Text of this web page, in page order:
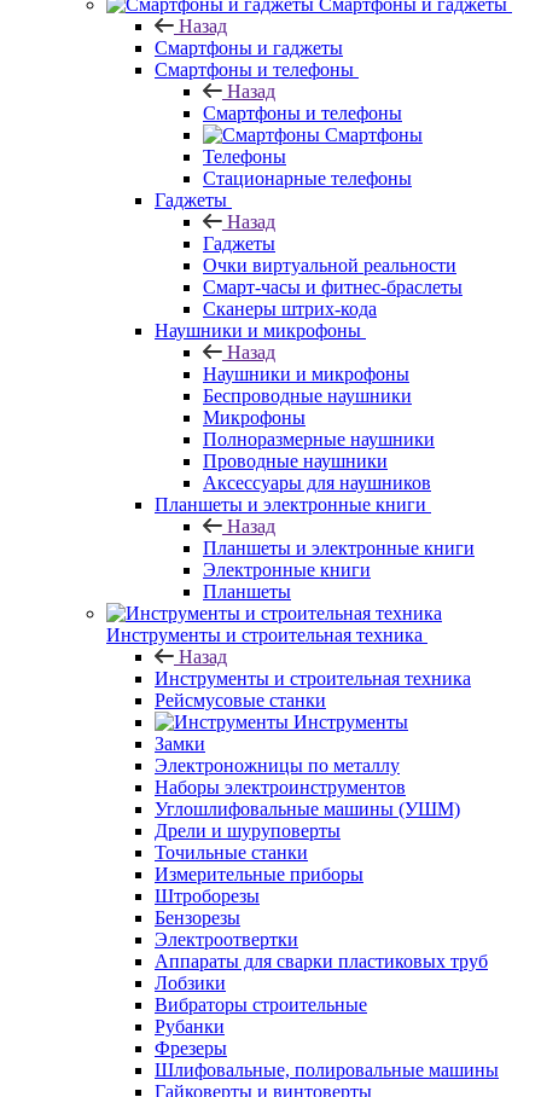
Смартфоны и гаджеты
Назад
Смартфоны и гаджеты
Смартфоны и телефоны
Назад
Смартфоны и телефоны
Смартфоны
Телефоны
Стационарные телефоны
Гаджеты
Назад
Гаджеты
Очки виртуальной реальности
Смарт-часы и фитнес-браслеты
Сканеры штрих-кода
Наушники и микрофоны
Назад
Наушники и микрофоны
Беспроводные наушники
Микрофоны
Полноразмерные наушники
Проводные наушники
Аксессуары для наушников
Планшеты и электронные книги
Назад
Планшеты и электронные книги
Электронные книги
Планшеты
Инструменты и строительная техника
Назад
Инструменты и строительная техника
Рейсмусовые станки
Инструменты
Замки
Электроножницы по металлу
Наборы электроинструментов
Углошлифовальные машины (УШМ)
Дрели и шуруповерты
Точильные станки
Измерительные приборы
Штроборезы
Бензорезы
Электроотвертки
Аппараты для сварки пластиковых труб
Лобзики
Вибраторы строительные
Рубанки
Фрезеры
Шлифовальные, полировальные машины
Гайковерты и винтоверты